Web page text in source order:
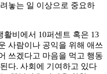
놓는 일 이상으로 중요하
비에서 10퍼센트 혹은 13
사람이나 공익을 위해 애쓰
쓰겠다고 마음을 먹고 행동
다. 사회에 기여하고 있다